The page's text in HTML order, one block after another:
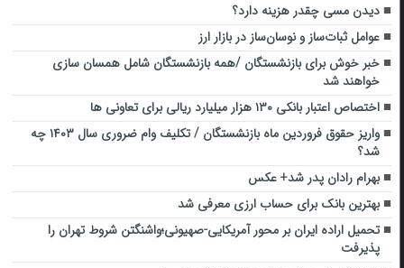
دیدن مسی چقدر هزینه دارد؟
عوامل ثبات‌ساز و نوسان‌ساز در بازار ارز
خبر خوش برای بازنشستگان /همه بازنشستگان شامل همسان سازی
خواهند شد
اختصاص اعتبار بانکی ۱۳۰ هزار میلیارد ریالی برای تعاونی ها
واریز حقوق فروردین ماه بازنشستگان / تکلیف وام ضروری سال ۱۴۰۳ چه
شد؟
بهرام رادان پدر شد+ عکس
بهترین بانک برای حساب ارزی معرفی شد
تحمیل اراده ایران بر محور آمریکایی-صهیونی؛واشنگتن شروط تهران را
پذیرفت